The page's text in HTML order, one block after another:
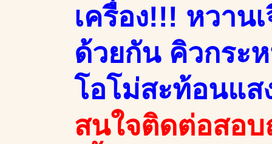
เครื่อง!!! หวาน
ด้วยกัน คิวกระ
โอโม่สะท้อนแส
สนใจติดต่อสอ